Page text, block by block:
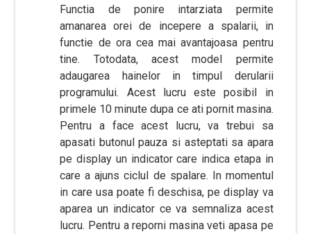
Functia de ponire intarziata permite
amanarea orei de incepere a spalarii, in
functie de ora cea mai avantajoasa pentru
tine. Totodata, acest model permite
adaugarea hainelor in timpul derularii
programului. Acest lucru este posibil in
primele 10 minute dupa ce ati pornit masina.
Pentru a face acest lucru, va trebui sa
apasati butonul pauza si asteptati sa apara
pe display un indicator care indica etapa in
care a ajuns ciclul de spalare. In momentul
in care usa poate fi deschisa, pe display va
aparea un indicator ce va semnaliza acest
lucru. Pentru a reporni masina veti apasa pe